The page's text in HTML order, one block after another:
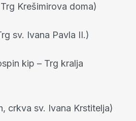
Krešimirova doma)
sv. Ivana Pavla II.)
kip – Trg kralja
crkva sv. Ivana Krstitelja)